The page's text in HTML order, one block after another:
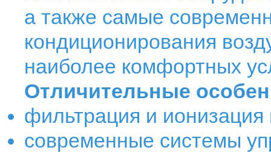
а также самые
кондиционирования
наиболее комфортных
Отличительные
фильтрация и ионизация
современные системы